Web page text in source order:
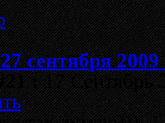
сентября 2009
:17 Сентябрь